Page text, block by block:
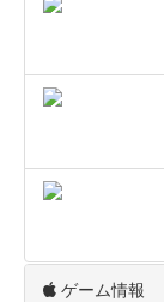
ゲーム情報